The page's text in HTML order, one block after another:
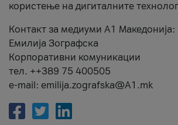
користење на дигиталните
Контакт за медиуми А1 Македонија:
Емилија Зографска
Корпоративни комуникации
тел. ++389 75 400505
e-mail: emilija.zografska@A1.mk